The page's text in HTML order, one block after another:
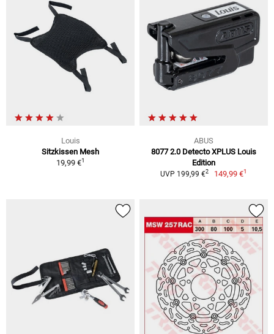
Louis
Sitzkissen Mesh
19,99 €1
ABUS
8077 2.0 Detecto XPLUS Louis
Edition
UVP 199,99 €2 149,99 €1